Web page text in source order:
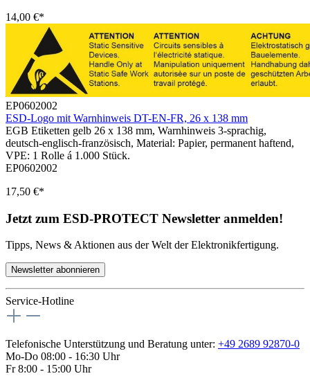
14,00 €*
EP0602002
ESD-Logo mit Warnhinweis DT-EN-FR, 26 x 138 mm
EGB Etiketten gelb 26 x 138 mm, Warnhinweis 3-sprachig,
deutsch-englisch-französisch, Material: Papier, permanent haftend,
VPE: 1 Rolle á 1.000 Stück.
EP0602002
17,50 €*
Jetzt zum ESD-PROTECT Newsletter anmelden!
Tipps, News & Aktionen aus der Welt der Elektronikfertigung.
Newsletter abonnieren
Service-Hotline
Telefonische Unterstützung und Beratung unter: +49 2689 92870-0
Mo-Do 08:00 - 16:30 Uhr
Fr 8:00 - 15:00 Uhr